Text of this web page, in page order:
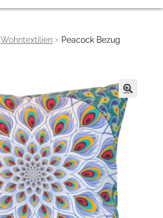
Wohntextilien Peacock Bezug
🔍